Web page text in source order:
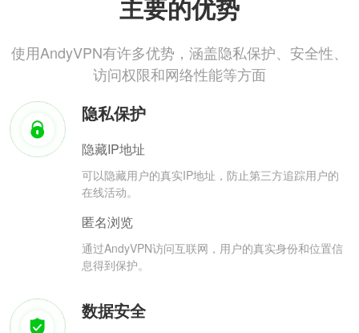
主要的优势
使用AndyVPN有许多优势，涵盖隐私保护、安全性、
访问权限和网络性能等方面
隐私保护
隐藏IP地址
可以隐藏用户的真实IP地址，防止第三方追踪用户的
在线活动。
匿名浏览
通过AndyVPN访问互联网，用户的真实身份和位置信
息得到保护。
数据安全